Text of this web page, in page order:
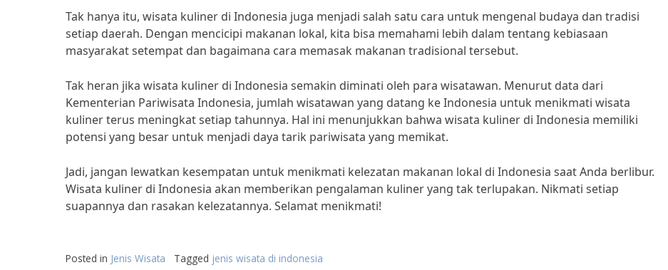
Tak hanya itu, wisata kuliner di Indonesia juga menjadi salah satu cara untuk mengenal budaya dan tradisi
setiap daerah. Dengan mencicipi makanan lokal, kita bisa memahami lebih dalam tentang kebiasaan
masyarakat setempat dan bagaimana cara memasak makanan tradisional tersebut.
Tak heran jika wisata kuliner di Indonesia semakin diminati oleh para wisatawan. Menurut data dari
Kementerian Pariwisata Indonesia, jumlah wisatawan yang datang ke Indonesia untuk menikmati wisata
kuliner terus meningkat setiap tahunnya. Hal ini menunjukkan bahwa wisata kuliner di Indonesia memiliki
potensi yang besar untuk menjadi daya tarik pariwisata yang memikat.
Jadi, jangan lewatkan kesempatan untuk menikmati kelezatan makanan lokal di Indonesia saat Anda berlibur.
Wisata kuliner di Indonesia akan memberikan pengalaman kuliner yang tak terlupakan. Nikmati setiap
suapannya dan rasakan kelezatannya. Selamat menikmati!
Posted in Jenis Wisata Tagged jenis wisata di indonesia